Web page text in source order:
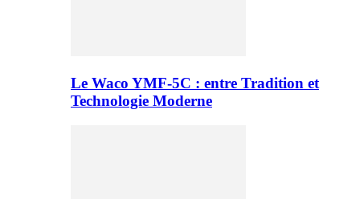
Le Waco YMF-5C : entre Tradition et
Technologie Moderne